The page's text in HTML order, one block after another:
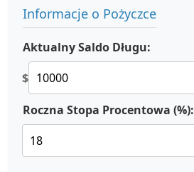
Informacje o Pożyczce
Aktualny Saldo Długu:
$
Roczna Stopa Procentowa (%):